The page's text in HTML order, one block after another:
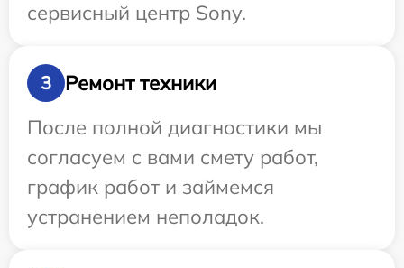
сервисный центр Sony.
3
Ремонт техники
После полной диагностики мы
согласуем с вами смету работ,
график работ и займемся
устранением неполадок.